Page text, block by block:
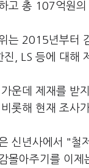
고 총 107억원의
는 2015년부터
진, LS 등에 대해
운데 제재를 받
롯해 현재 조사
신년사에서 "철
몰아주기를 이제